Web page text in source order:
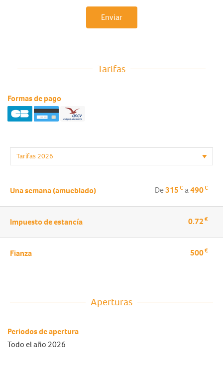
Enviar
Tarifas
Formas de pago
Una semana (amueblado) De315€a490€
Impuesto de estancía 0.72€
Fianza 500€
Aperturas
Periodos de apertura
Todo el año 2026